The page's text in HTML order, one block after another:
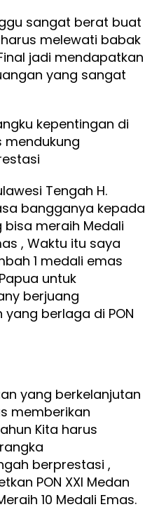
sangat berat buat
melewati babak
jadi mendapatkan
yang sangat
kepentingan di
mendukung
Tengah H.
bangganya kepada
bisa meraih Medali
, Waktu itu saya
1 medali emas
untuk
berjuang
berlaga di PON
yang berkelanjutan
memberikan
Kita harus
berprestasi ,
PON XXI Medan
10 Medali Emas.